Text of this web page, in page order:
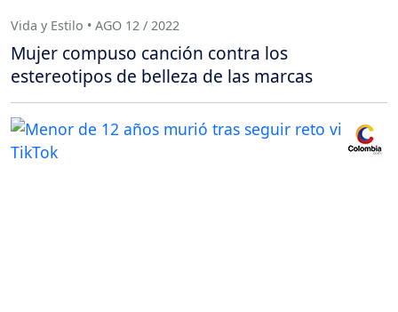
Vida y Estilo • AGO 12 / 2022
Mujer compuso canción contra los
estereotipos de belleza de las marcas